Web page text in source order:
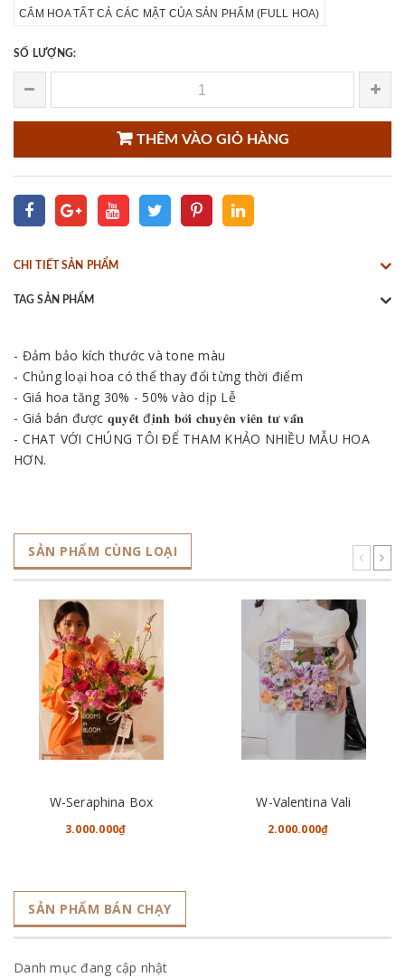
CẮM HOA TẤT CẢ CÁC MẶT CỦA SẢN PHẨM (FULL HOA)
SỐ LƯỢNG:
THÊM VÀO GIỎ HÀNG
CHI TIẾT SẢN PHẨM
TAG SẢN PHẨM
- Đảm bảo kích thước và tone màu
- Chủng loại hoa có thể thay đổi từng thời điểm
- Giá hoa tăng 30% - 50% vào dịp Lễ
- Giá bán được 𝐪𝐮𝐲𝐞̂́𝐭 đ𝐢̣𝐧𝐡 𝐛𝐨̛̉𝐢 𝐜𝐡𝐮𝐲𝐞̂𝐧 𝐯𝐢𝐞̂𝐧 𝐭𝐮̛ 𝐯𝐚̂́𝐧
- CHAT VỚI CHÚNG TÔI ĐỂ THAM KHẢO NHIỀU MẪU HOA
HƠN.
SẢN PHẨM CÙNG LOẠI
W-Seraphina Box
3.000.000₫
W-Valentina Vali
2.000.000₫
SẢN PHẨM BÁN CHẠY
Danh mục đang cập nhật